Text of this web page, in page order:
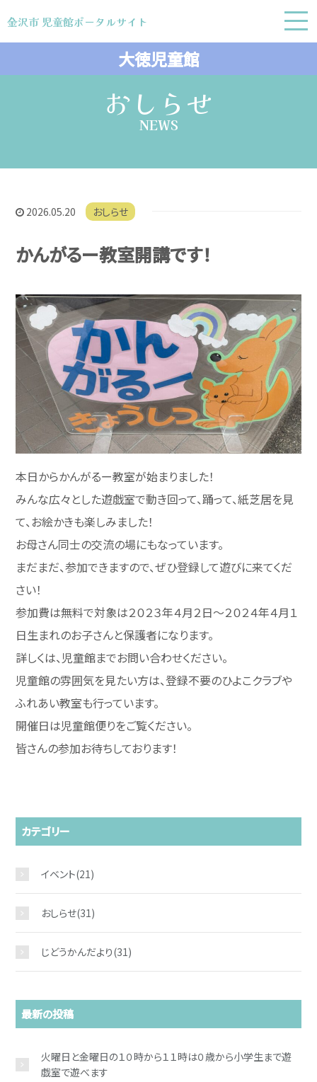
金沢市 児童館ポータルサイト
金沢市 児童館ポータルサイト
おしらせ
NEWS
2026.05.20 おしらせ
かんがるー教室開講です！
本日からかんがるー教室が始まりました！
みんな広々とした遊戯室で動き回って、踊って、紙芝居を見
て、お絵かきも楽しみました！
お母さん同士の交流の場にもなっています。
まだまだ、参加できますので、ぜひ登録して遊びに来てくだ
さい！
参加費は無料で対象は２０２３年４月２日～２０２４年４月１
日生まれのお子さんと保護者になります。
詳しくは、児童館までお問い合わせください。
児童館の雰囲気を見たい方は、登録不要のひよこクラブや
ふれあい教室も行っています。
開催日は児童館便りをご覧ください。
皆さんの参加お待ちしております！
カテゴリー
イベント(21)
おしらせ(31)
じどうかんだより(31)
最新の投稿
火曜日と金曜日の１０時から１１時は０歳から小学生まで遊
戯室で遊べます
大徳児童館